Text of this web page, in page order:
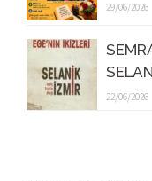
29/06/2026
22/06/2026